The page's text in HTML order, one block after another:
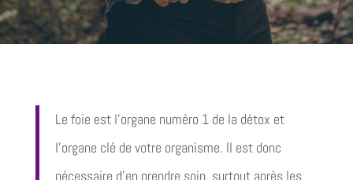
Le foie est l’organe numéro 1 de la détox et
l’organe clé de votre organisme. Il est donc
nécessaire d’en prendre soin, surtout après les